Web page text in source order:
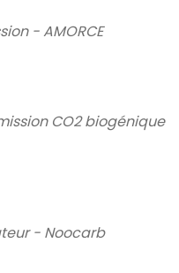
- AMORCE
CO2 biogénique
- Noocarb